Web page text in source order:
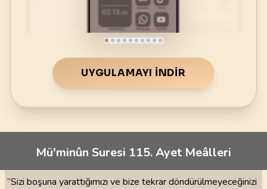
UYGULAMAYI İNDIR
Mü'minûn Suresi 115. Ayet Meâlleri
“Sizi boşuna yarattığımızı ve bize tekrar döndürülmeyeceğinizi